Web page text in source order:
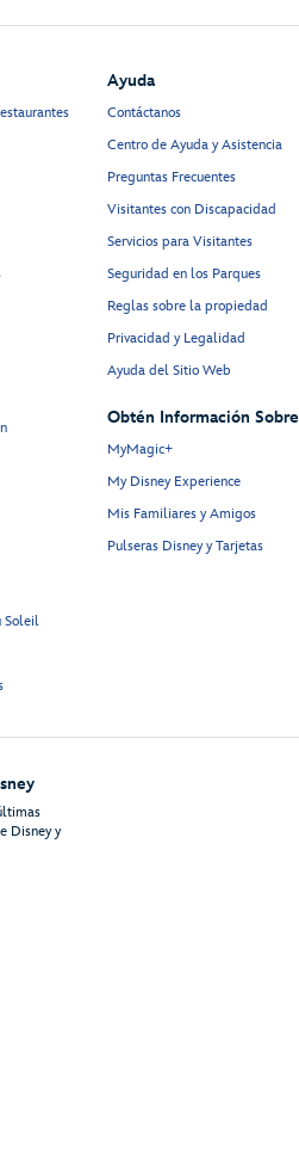
Soleil
Ayuda
Contáctanos
Centro de Ayuda y Asistencia
Preguntas Frecuentes
Visitantes con Discapacidad
Servicios para Visitantes
Seguridad en los Parques
Reglas sobre la propiedad
Privacidad y Legalidad
Ayuda del Sitio Web
Obtén Información Sobre
MyMagic+
My Disney Experience
Mis Familiares y Amigos
Pulseras Disney y Tarjetas
Disney y